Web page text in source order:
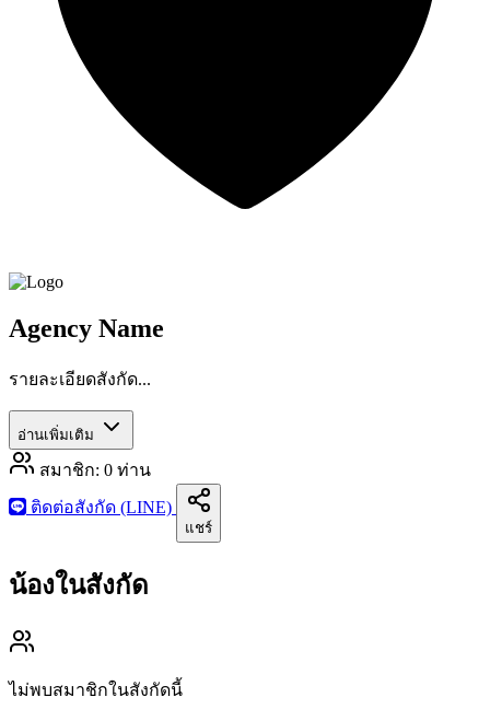
Agency Name
รายละเอียดสังกัด...
อ่านเพิ่มเติม
สมาชิก: 0 ท่าน
ติดต่อสังกัด (LINE)
แชร์
น้องในสังกัด
ไม่พบสมาชิกในสังกัดนี้